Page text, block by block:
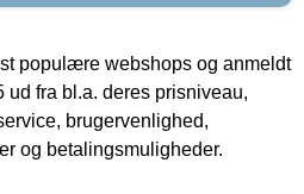
populære webshops og anmeldt
ud fra bl.a. deres prisniveau,
brugervenlighed,
og betalingsmuligheder.